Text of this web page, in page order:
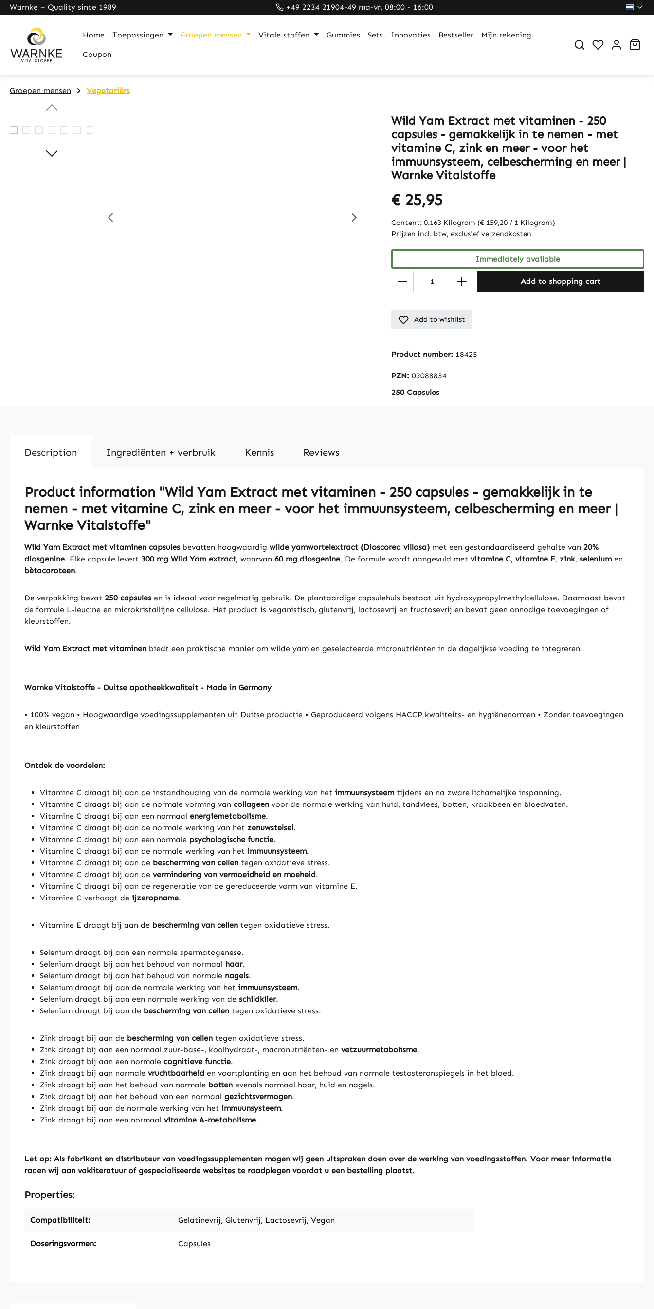
Skip to main navigation
Warnke – Quality since 1989 +49 2234 21904-49 ma-vr, 08:00 - 16:00
Home Toepassingen Groepen mensen Vitale stoffen Gummies Sets Innovaties Bestseller Mijn rekening
Coupon
You have 0
Groepen mensen Vegetariërs
Wild Yam Extract met vitaminen - 250
capsules - gemakkelijk in te nemen - met
vitamine C, zink en meer - voor het
immuunsysteem, celbescherming en meer |
Warnke Vitalstoffe
€ 25,95
Content: 0.163 Kilogram (€ 159,20 / 1 Kilogram)
Prijzen incl. btw, exclusief verzendkosten
Immediately available
Add to shopping cart
Add to wishlist
Product number: 18425
PZN: 03088834
250 Capsules
Description Ingrediënten + verbruik Kennis Reviews
Product information "Wild Yam Extract met vitaminen - 250 capsules - gemakkelijk in te
nemen - met vitamine C, zink en meer - voor het immuunsysteem, celbescherming en meer |
Warnke Vitalstoffe"
Wild Yam Extract met vitaminen capsules bevatten hoogwaardig wilde yamwortelextract (Dioscorea villosa) met een gestandaardiseerd gehalte van 20%
diosgenine. Elke capsule levert 300 mg Wild Yam extract, waarvan 60 mg diosgenine. De formule wordt aangevuld met vitamine C, vitamine E, zink, selenium en
bètacaroteen.
De verpakking bevat 250 capsules en is ideaal voor regelmatig gebruik. De plantaardige capsulehuls bestaat uit hydroxypropylmethylcellulose. Daarnaast bevat
de formule L-leucine en microkristallijne cellulose. Het product is veganistisch, glutenvrij, lactosevrij en fructosevrij en bevat geen onnodige toevoegingen of
kleurstoffen.
Wild Yam Extract met vitaminen biedt een praktische manier om wilde yam en geselecteerde micronutriënten in de dagelijkse voeding te integreren.
Warnke Vitalstoffe - Duitse apotheekkwaliteit - Made in Germany
• 100% vegan • Hoogwaardige voedingssupplementen uit Duitse productie • Geproduceerd volgens HACCP kwaliteits- en hygiënenormen • Zonder toevoegingen
en kleurstoffen
Ontdek de voordelen:
Vitamine C draagt bij aan de instandhouding van de normale werking van het immuunsysteem tijdens en na zware lichamelijke inspanning.
Vitamine C draagt bij aan de normale vorming van collageen voor de normale werking van huid, tandvlees, botten, kraakbeen en bloedvaten.
Vitamine C draagt bij aan een normaal energiemetabolisme.
Vitamine C draagt bij aan de normale werking van het zenuwstelsel.
Vitamine C draagt bij aan een normale psychologische functie.
Vitamine C draagt bij aan de normale werking van het immuunsysteem.
Vitamine C draagt bij aan de bescherming van cellen tegen oxidatieve stress.
Vitamine C draagt bij aan de vermindering van vermoeidheid en moeheid.
Vitamine C draagt bij aan de regeneratie van de gereduceerde vorm van vitamine E.
Vitamine C verhoogt de ijzeropname.
Vitamine E draagt bij aan de bescherming van cellen tegen oxidatieve stress.
Selenium draagt bij aan een normale spermatogenese.
Selenium draagt bij aan het behoud van normaal haar.
Selenium draagt bij aan het behoud van normale nagels.
Selenium draagt bij aan de normale werking van het immuunsysteem.
Selenium draagt bij aan een normale werking van de schildklier.
Selenium draagt bij aan de bescherming van cellen tegen oxidatieve stress.
Zink draagt bij aan de bescherming van cellen tegen oxidatieve stress.
Zink draagt bij aan een normaal zuur-base-, koolhydraat-, macronutriënten- en vetzuurmetabolisme.
Zink draagt bij aan een normale cognitieve functie.
Zink draagt bij aan normale vruchtbaarheid en voortplanting en aan het behoud van normale testosteronspiegels in het bloed.
Zink draagt bij aan het behoud van normale botten evenals normaal haar, huid en nagels.
Zink draagt bij aan het behoud van een normaal gezichtsvermogen.
Zink draagt bij aan de normale werking van het immuunsysteem.
Zink draagt bij aan een normaal vitamine A-metabolisme.
Let op: Als fabrikant en distributeur van voedingssupplementen mogen wij geen uitspraken doen over de werking van voedingsstoffen. Voor meer informatie
raden wij aan vakliteratuur of gespecialiseerde websites te raadplegen voordat u een bestelling plaatst.
Properties:
Compatibiliteit: Gelatinevrij, Glutenvrij, Lactosevrij, Vegan
Doseringsvormen: Capsules